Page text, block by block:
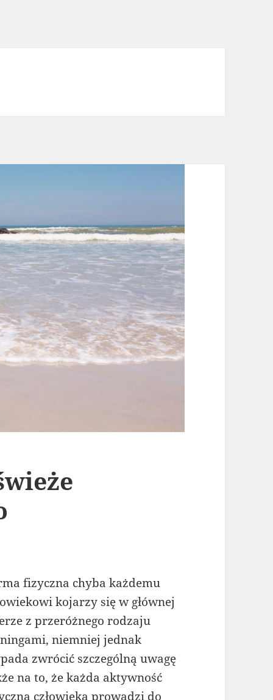
fizyczna chyba każdemu
kojarzy się w głównej
z przeróżnego rodzaju
niemniej jednak
zwrócić szczególną uwagę
na to, że każda aktywność
człowieka prowadzi do